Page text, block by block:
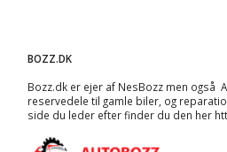
BOZZ.DK
Bozz.dk er ejer af NesBozz men også
reservedele til gamle biler, og
side du leder efter finder du den her